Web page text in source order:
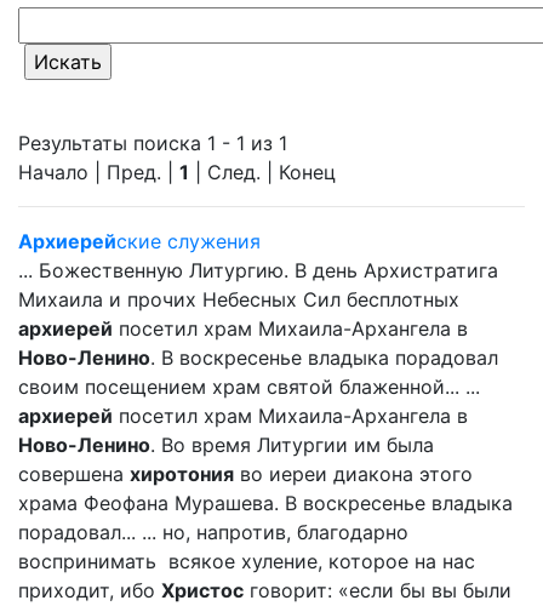
Результаты поиска 1 - 1 из 1
Начало | Пред. | 1 | След. | Конец
Архиерейские служения
... Божественную Литургию. В день Архистратига
Михаила и прочих Небесных Сил бесплотных
архиерей посетил храм Михаила-Архангела в
Ново-Ленино. В воскресенье владыка порадовал
своим посещением храм святой блаженной... ...
архиерей посетил храм Михаила-Архангела в
Ново-Ленино. Во время Литургии им была
совершена хиротония во иереи диакона этого
храма Феофана Мурашева. В воскресенье владыка
порадовал... ... но, напротив, благодарно
воспринимать всякое хуление, которое на нас
приходит, ибо Христос говорит: «если бы вы были